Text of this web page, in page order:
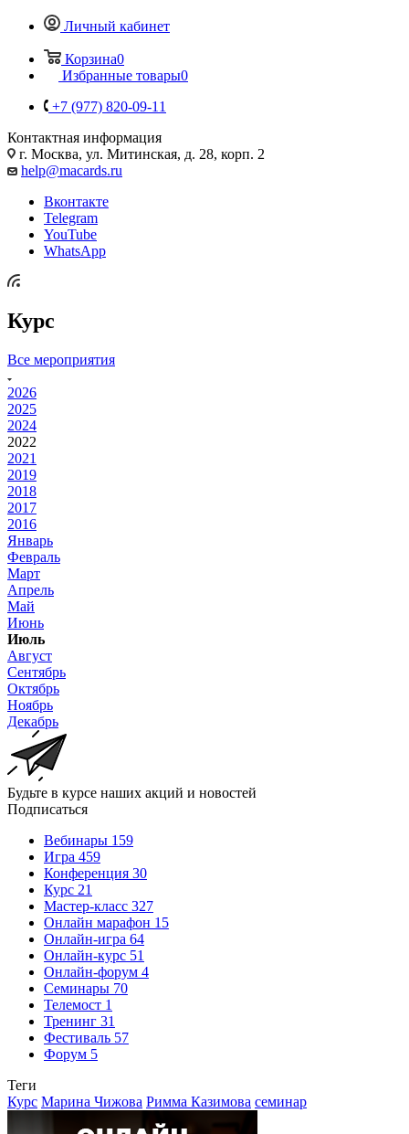
Личный кабинет
Корзина0
Избранные товары0
+7 (977) 820-09-11
Контактная информация
г. Москва, ул. Митинская, д. 28, корп. 2
help@macards.ru
Вконтакте
Telegram
YouTube
WhatsApp
Курс
Все мероприятия
2026
2025
2024
2022
2021
2019
2018
2017
2016
Январь
Февраль
Март
Апрель
Май
Июнь
Июль
Август
Сентябрь
Октябрь
Ноябрь
Декабрь
Будьте в курсе наших акций и новостей
Подписаться
Вебинары 159
Игра 459
Конференция 30
Курс 21
Мастер-класс 327
Онлайн марафон 15
Онлайн-игра 64
Онлайн-курс 51
Онлайн-форум 4
Семинары 70
Телемост 1
Тренинг 31
Фестиваль 57
Форум 5
Теги
Курс Марина Чижова Римма Казимова семинар